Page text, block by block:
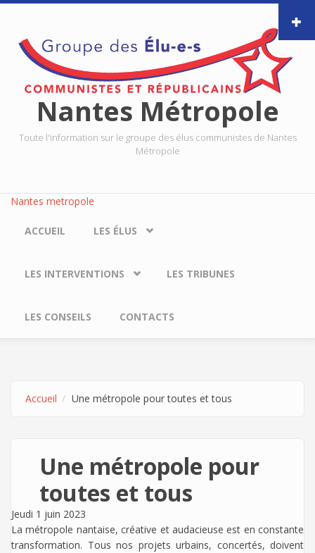
Aller au contenu principal
Nantes Métropole
Toute l'information sur le groupe des élus communistes de Nantes
Métropole
Nantes metropole
ACCUEIL LES ÉLUS
LES INTERVENTIONS LES TRIBUNES
LES CONSEILS CONTACTS
Accueil Une métropole pour toutes et tous
Une métropole pour
toutes et tous
Jeudi 1 juin 2023
La métropole nantaise, créative et audacieuse est en constante
transformation. Tous nos projets urbains, concertés, doivent